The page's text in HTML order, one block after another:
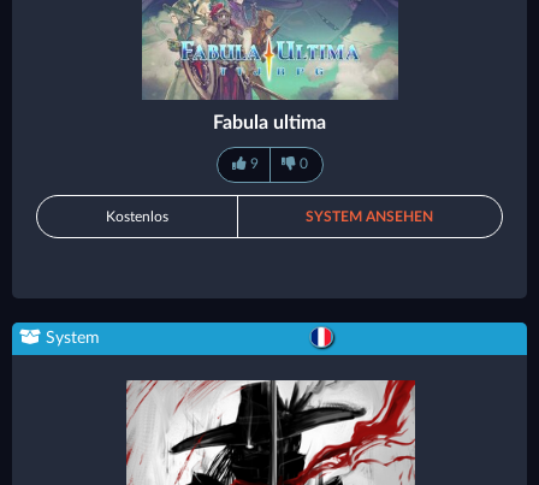
Fabula ultima
9 0
Kostenlos SYSTEM ANSEHEN
System